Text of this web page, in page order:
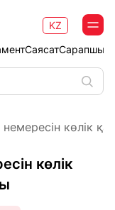
Саясат
KZ
көлік
көлік